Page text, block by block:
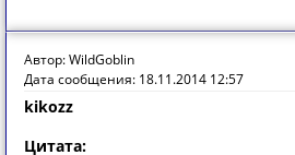
Автор: WildGoblin
Дата сообщения: 18.11.2014 12:57
kikozz
Цитата: